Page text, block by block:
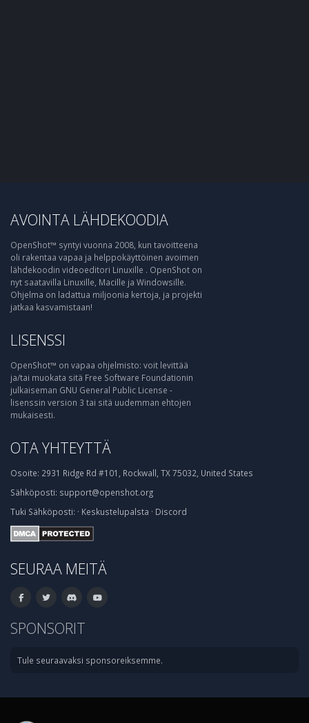
AVOINTA LÄHDEKOODIA
OpenShot™ syntyi vuonna 2008, kun tavoitteena
oli rakentaa vapaa ja helppokäyttöinen avoimen
lähdekoodin videoeditori Linuxille . OpenShot on
nyt saatavilla Linuxille, Macille ja Windowsille.
Ohjelma on ladattua miljoonia kertoja, ja projekti
jatkaa kasvamistaan!
LISENSSI
OpenShot™ on vapaa ohjelmisto: voit levittää
ja/tai muokata sitä Free Software Foundationin
julkaiseman GNU General Public License -
lisenssin version 3 tai sitä uudemman ehtojen
mukaisesti.
OTA YHTEYTTÄ
Osoite: 2931 Ridge Rd #101, Rockwall, TX 75032, United States
Sähköposti: support@openshot.org
Tuki Sähköposti: · Keskustelupalsta · Discord
SEURAA MEITÄ
SPONSORIT
Tule seuraavaksi sponsoreiksemme.